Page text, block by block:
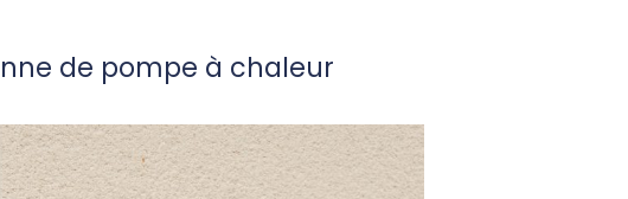
de pompe à chaleur